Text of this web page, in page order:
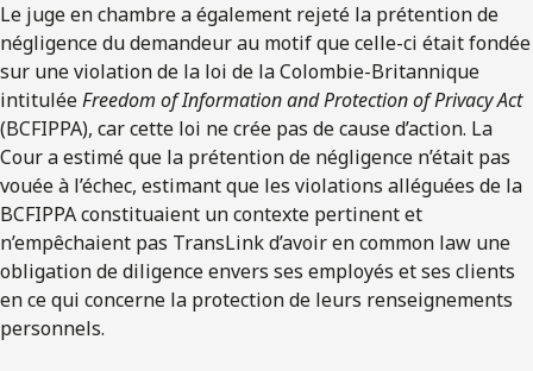
Le juge en chambre a également rejeté la prétention de
négligence du demandeur au motif que celle-ci était fondée
sur une violation de la loi de la Colombie-Britannique
intituléeFreedom of Information and Protection of Privacy Act
(BCFIPPA), car cette loi ne crée pas de cause d’action. La
Cour a estimé que la prétention de négligence n’était pas
vouée à l’échec, estimant que les violations alléguées de la
BCFIPPA constituaient un contexte pertinent et
n’empêchaient pas TransLink d’avoir en common law une
obligation de diligence envers ses employés et ses clients
en ce qui concerne la protection de leurs renseignements
personnels.